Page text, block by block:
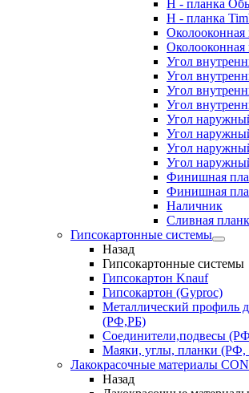
Н - планка
Н - планка
Околооконная
Угол
Угол
Угол
Угол
Угол
Угол
Угол
Угол
Финишная
Финишная
Наличник
Сливная
Гипсокартонные системы
Назад
Гипсокартонные системы
Гипсокартон Knauf
Гипсокартон (Gyproc)
Металлический профиль
(РФ,РБ)
Соединители,подвесы
Маяки, углы, планки (РФ,
Лакокрасочные материалы
Назад